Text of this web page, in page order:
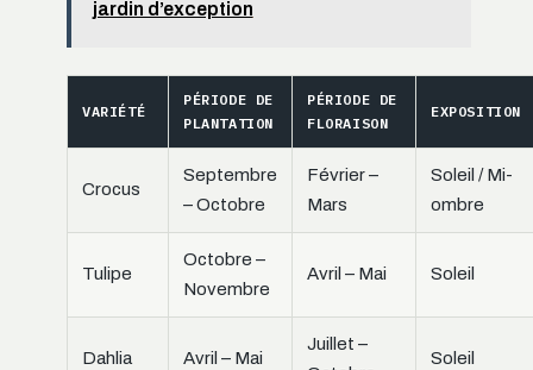
jardin d’exception
VARIÉTÉ
PÉRIODE DE
PLANTATION
PÉRIODE DE
FLORAISON
EXPOSITION
Crocus
Septembre
– Octobre
Février –
Mars
Soleil / Mi-
ombre
Tulipe
Octobre –
Novembre
Avril – Mai Soleil
Dahlia Avril – Mai
Juillet –
Soleil